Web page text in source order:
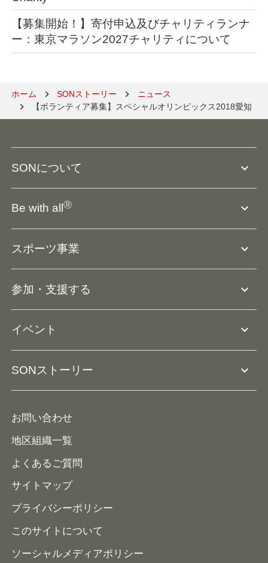
【募集開始！】寄付申込及びチャリティランナ
ー：東京マラソン2027チャリティについて
ホーム SONストーリー
ニュース
【ボランティア募集】スペシャルオリンピックス2018愛知
SONについて expand_more
SO組織について
役員等一覧
リソースページ
Be with allⓇ expand_more
スポーツ事業 expand_more
ユニファイドスクール
参加・支援する expand_more
コーチとして参加
イベント expand_more
ナショナルゲームについて
SONストーリー expand_more
メディア
お問い合わせ
地区組織一覧
よくあるご質問
サイトマップ
プライバシーポリシー
このサイトについて
ソーシャルメディアポリシー